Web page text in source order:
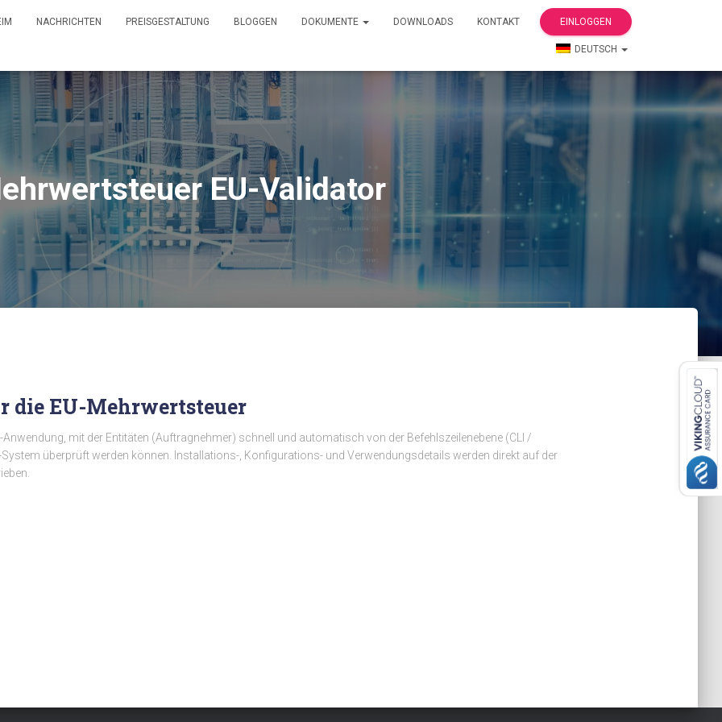
NACHRICHTEN PREISGESTALTUNG BLOGGEN DOKUMENTE DOWNLOADS KONTAKT EINLOGGEN
DEUTSCH
EU-Validator
die EU-Mehrwertsteuer
Anwendung, mit der Entitäten (Auftragnehmer) schnell und automatisch von der Befehlszeilenebene (CLI /
überprüft werden können. Installations-, Konfigurations- und Verwendungsdetails werden direkt auf der